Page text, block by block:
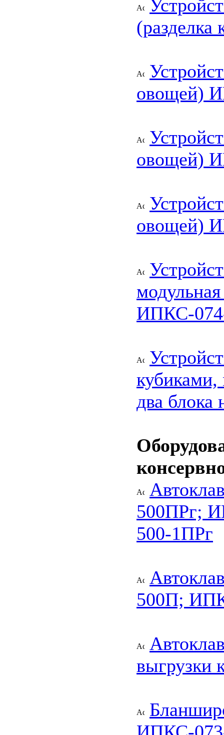
(разделка
овощей)
овощей)
овощей)
ИПКС-
кубиками,
два
500ПРг;
500-1ПРг
500П;
выгрузки